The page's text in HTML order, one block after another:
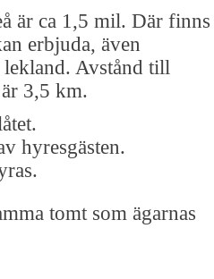
är ca 1,5 mil. Där finns
erbjuda, även
Avstånd till
3,5 km.
hyresgästen.
tomt som ägarnas